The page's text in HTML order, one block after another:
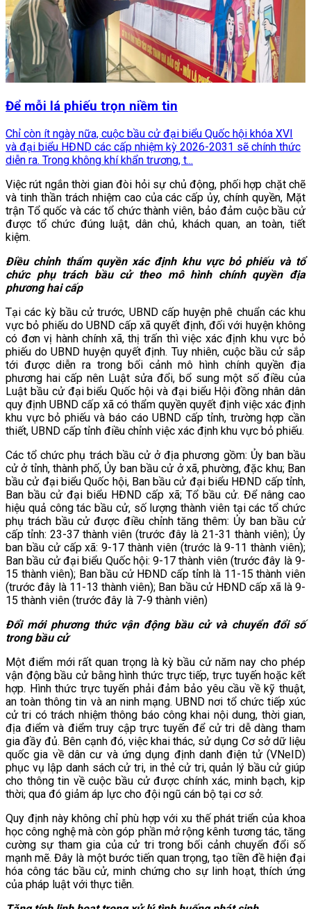
Để mỗi lá phiếu trọn niềm tin
Chỉ còn ít ngày nữa, cuộc bầu cử đại biểu Quốc hội khóa XVI
và đại biểu HĐND các cấp nhiệm kỳ 2026-2031 sẽ chính thức
diễn ra. Trong không khí khẩn trương, t...
Việc rút ngắn thời gian đòi hỏi sự chủ động, phối hợp chặt chẽ
và tinh thần trách nhiệm cao của các cấp ủy, chính quyền, Mặt
trận Tổ quốc và các tổ chức thành viên, bảo đảm cuộc bầu cử
được tổ chức đúng luật, dân chủ, khách quan, an toàn, tiết
kiệm.
Điều chỉnh thẩm quyền xác định khu vực bỏ phiếu và tổ
chức phụ trách bầu cử theo mô hình chính quyền địa
phương hai cấp
Tại các kỳ bầu cử trước, UBND cấp huyện phê chuẩn các khu
vực bỏ phiếu do UBND cấp xã quyết định, đối với huyện không
có đơn vị hành chính xã, thị trấn thì việc xác định khu vực bỏ
phiếu do UBND huyện quyết định. Tuy nhiên, cuộc bầu cử sắp
tới được diễn ra trong bối cảnh mô hình chính quyền địa
phương hai cấp nên Luật sửa đổi, bổ sung một số điều của
Luật bầu cử đại biểu Quốc hội và đại biểu Hội đồng nhân dân
quy định UBND cấp xã có thẩm quyền quyết định việc xác định
khu vực bỏ phiếu và báo cáo UBND cấp tỉnh, trường hợp cần
thiết, UBND cấp tỉnh điều chỉnh việc xác định khu vực bỏ phiếu.
Các tổ chức phụ trách bầu cử ở địa phương gồm: Ủy ban bầu
cử ở tỉnh, thành phố, Ủy ban bầu cử ở xã, phường, đặc khu; Ban
bầu cử đại biểu Quốc hội, Ban bầu cử đại biểu HĐND cấp tỉnh,
Ban bầu cử đại biểu HĐND cấp xã; Tổ bầu cử. Để nâng cao
hiệu quả công tác bầu cử, số lượng thành viên tại các tổ chức
phụ trách bầu cử được điều chỉnh tăng thêm: Ủy ban bầu cử
cấp tỉnh: 23-37 thành viên (trước đây là 21-31 thành viên); Ủy
ban bầu cử cấp xã: 9-17 thành viên (trước là 9-11 thành viên);
Ban bầu cử đại biểu Quốc hội: 9-17 thành viên (trước đây là 9-
15 thành viên); Ban bầu cử HĐND cấp tỉnh là 11-15 thành viên
(trước đây là 11-13 thành viên); Ban bầu cử HĐND cấp xã là 9-
15 thành viên (trước đây là 7-9 thành viên)
Đổi mới phương thức vận động bầu cử và chuyển đổi số
trong bầu cử
Một điểm mới rất quan trọng là kỳ bầu cử năm nay cho phép
vận động bầu cử bằng hình thức trực tiếp, trực tuyến hoặc kết
hợp. Hình thức trực tuyến phải đảm bảo yêu cầu về kỹ thuật,
an toàn thông tin và an ninh mạng. UBND nơi tổ chức tiếp xúc
cử tri có trách nhiệm thông báo công khai nội dung, thời gian,
địa điểm và điểm truy cập trực tuyến để cử tri dễ dàng tham
gia đầy đủ. Bên cạnh đó, việc khai thác, sử dụng Cơ sở dữ liệu
quốc gia về dân cư và ứng dụng định danh điện tử (VNeID)
phục vụ lập danh sách cử tri, in thẻ cử tri, quản lý bầu cử giúp
cho thông tin về cuộc bầu cử được chính xác, minh bạch, kịp
thời; qua đó giảm áp lực cho đội ngũ cán bộ tại cơ sở.
Quy định này không chỉ phù hợp với xu thế phát triển của khoa
học công nghệ mà còn góp phần mở rộng kênh tương tác, tăng
cường sự tham gia của cử tri trong bối cảnh chuyển đổi số
mạnh mẽ. Đây là một bước tiến quan trọng, tạo tiền đề hiện đại
hóa công tác bầu cử, minh chứng cho sự linh hoạt, thích ứng
của pháp luật với thực tiễn.